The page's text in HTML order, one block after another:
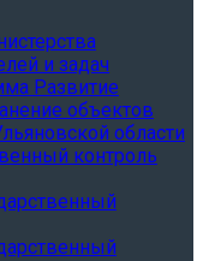
и задач
Развитие
объектов
области
контроль